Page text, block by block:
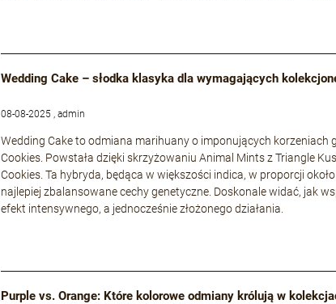
Wedding Cake – słodka klasyka dla wymagających
08-08-2025 , admin
Wedding Cake to odmiana marihuany o imponujących
Cookies. Powstała dzięki skrzyżowaniu Animal Mints z Triangle
Cookies. Ta hybryda, będąca w większości indica, w proporcji
najlepiej zbalansowane cechy genetyczne. Doskonale widać, jak
efekt intensywnego, a jednocześnie złożonego działania.
Purple vs. Orange: Które kolorowe odmiany królują w